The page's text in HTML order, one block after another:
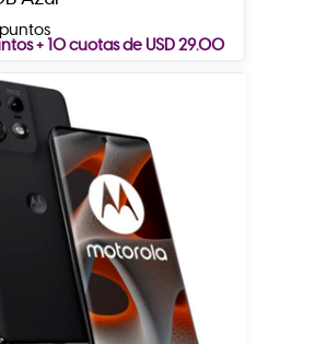
puntos
+ 10 cuotas de USD 29.00